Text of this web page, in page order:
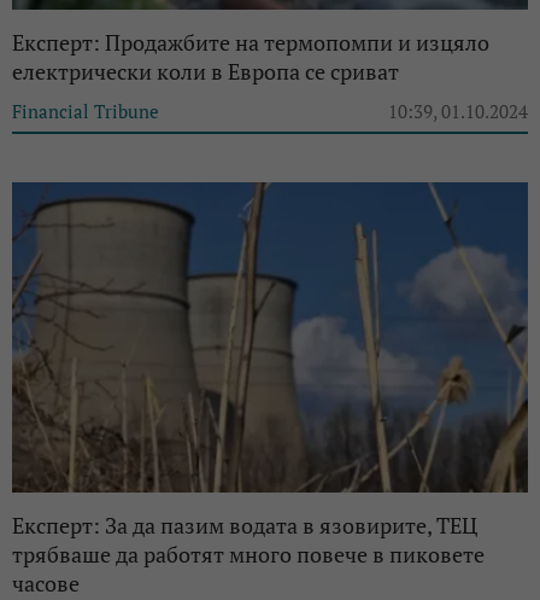
Експерт: Продажбите на термопомпи и изцяло
електрически коли в Европа се сриват
Financial Tribune 10:39, 01.10.2024
Експерт: За да пазим водата в язовирите, ТЕЦ
трябваше да работят много повече в пиковете
часове